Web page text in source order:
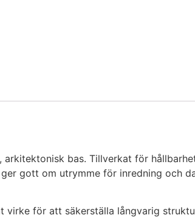
bas. Tillverkat för
gott om utrymme för inredning och
för att säkerställa långvarig